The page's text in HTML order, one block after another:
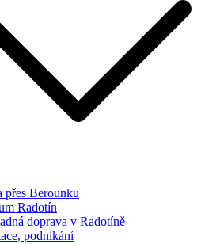
přes Berounku
Radotín
doprava v Radotíně
podnikání